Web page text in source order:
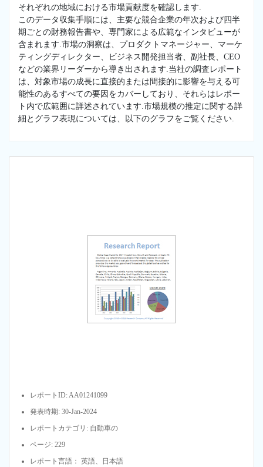
それぞれの地域における市場貢献度を確認します.
このデータ収集手順には、主要な競合企業の年次および四半
期ごとの財務報告書や、専門家による広範なインタビューが
含まれます.市場の洞察は、プロダクトマネージャー、マーケ
ティングディレクター、ビジネス開発担当者、副社長、CEO
などの業界リーダーから導き出されます.当社の調査レポート
は、対象市場の成長に直接的または間接的に影響を与える可
能性のあるすべての要因をカバーしており、それらはレポー
ト内で広範囲に詳述されています.市場規模の推定に関する詳
細とグラフ表現については、以下のグラフをご覧ください.
レポートID: AA01241099
発表時期: 30-Jan-2024
レポートカテゴリ: 自動車の
ページ: 229
レポート言語： 英語、日本語